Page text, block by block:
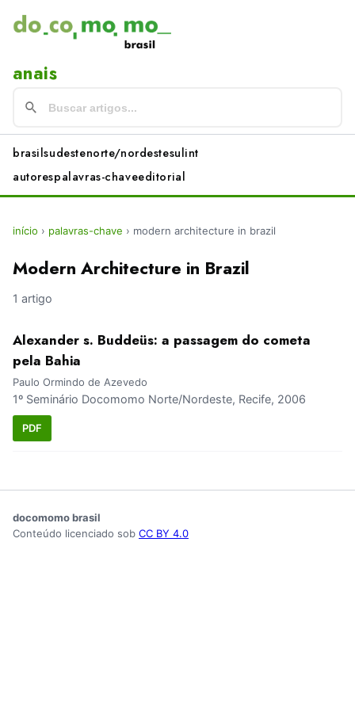
anais
brasilsudestenorte/nordestesulint
autorespalavras-chaveeditorial
início › palavras-chave › modern architecture in brazil
Modern Architecture in Brazil
1 artigo
Alexander s. Buddeüs: a passagem do cometa
pela Bahia
Paulo Ormindo de Azevedo
1º Seminário Docomomo Norte/Nordeste, Recife, 2006
PDF
docomomo brasil
Conteúdo licenciado sob CC BY 4.0